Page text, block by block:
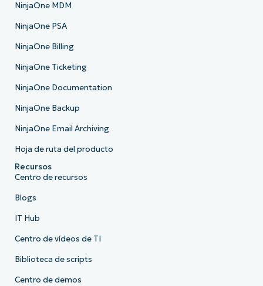
NinjaOne MDM
NinjaOne PSA
NinjaOne Billing
NinjaOne Ticketing
NinjaOne Documentation
NinjaOne Backup
NinjaOne Email Archiving
Hoja de ruta del producto
Recursos
Centro de recursos
Blogs
IT Hub
Centro de vídeos de TI
Biblioteca de scripts
Centro de demos